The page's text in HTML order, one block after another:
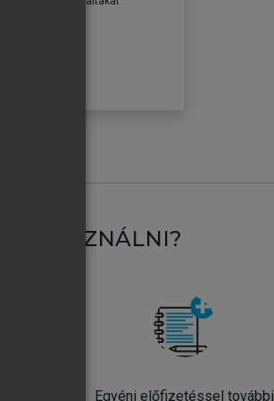
HASZNÁLNI?
Egyéni előfizetéssel további